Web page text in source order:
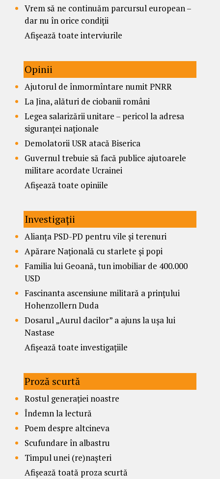
Vrem să ne continuăm parcursul european –
dar nu în orice condiții
Afișează toate interviurile
Opinii
Ajutorul de înmormîntare numit PNRR
La Jina, alături de ciobanii români
Legea salarizării unitare – pericol la adresa
siguranței naționale
Demolatorii USR atacă Biserica
Guvernul trebuie să facă publice ajutoarele
militare acordate Ucrainei
Afișează toate opiniile
Investigații
Alianța PSD-PD pentru vile și terenuri
Apărare Națională cu starlete și popi
Familia lui Geoană, tun imobiliar de 400.000
USD
Fascinanta ascensiune militară a prințului
Hohenzollern Duda
Dosarul „Aurul dacilor” a ajuns la ușa lui
Nastase
Afișează toate investigațiile
Proză scurtă
Rostul generației noastre
Îndemn la lectură
Poem despre altcineva
Scufundare în albastru
Timpul unei (re)nașteri
Afișează toată proza scurtă